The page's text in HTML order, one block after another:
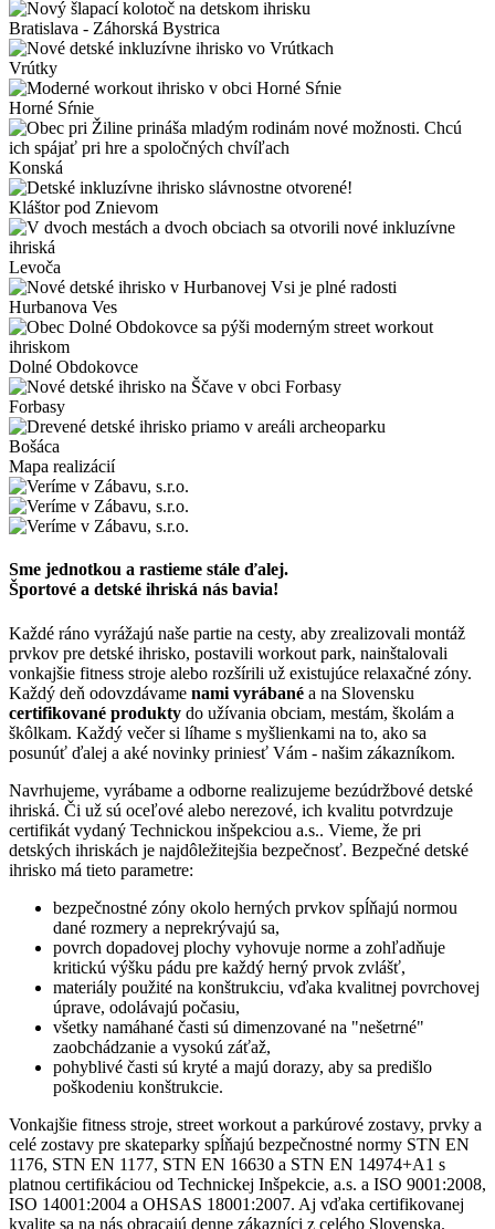
Bratislava - Záhorská Bystrica
Vrútky
Horné Sŕnie
Konská
Kláštor pod Znievom
Levoča
Hurbanova Ves
Dolné Obdokovce
Forbasy
Bošáca
Mapa realizácií
Sme jednotkou a rastieme stále ďalej.
Športové a detské ihriská nás bavia!
Každé ráno vyrážajú naše partie na cesty, aby zrealizovali montáž
prvkov pre detské ihrisko, postavili workout park, nainštalovali
vonkajšie fitness stroje alebo rozšírili už existujúce relaxačné zóny.
Každý deň odovzdávame nami vyrábané a na Slovensku
certifikované produkty do užívania obciam, mestám, školám a
škôlkam. Každý večer si líhame s myšlienkami na to, ako sa
posunúť ďalej a aké novinky priniesť Vám - našim zákazníkom.
Navrhujeme, vyrábame a odborne realizujeme bezúdržbové detské
ihriská. Či už sú oceľové alebo nerezové, ich kvalitu potvrdzuje
certifikát vydaný Technickou inšpekciou a.s.. Vieme, že pri
detských ihriskách je najdôležitejšia bezpečnosť. Bezpečné detské
ihrisko má tieto parametre:
bezpečnostné zóny okolo herných prvkov spĺňajú normou
dané rozmery a neprekrývajú sa,
povrch dopadovej plochy vyhovuje norme a zohľadňuje
kritickú výšku pádu pre každý herný prvok zvlášť,
materiály použité na konštrukciu, vďaka kvalitnej povrchovej
úprave, odolávajú počasiu,
všetky namáhané časti sú dimenzované na "nešetrné"
zaobchádzanie a vysokú záťaž,
pohyblivé časti sú kryté a majú dorazy, aby sa predišlo
poškodeniu konštrukcie.
Vonkajšie fitness stroje, street workout a parkúrové zostavy, prvky a
celé zostavy pre skateparky spĺňajú bezpečnostné normy STN EN
1176, STN EN 1177, STN EN 16630 a STN EN 14974+A1 s
platnou certifikáciou od Technickej Inšpekcie, a.s. a ISO 9001:2008,
ISO 14001:2004 a OHSAS 18001:2007. Aj vďaka certifikovanej
kvalite sa na nás obracajú denne zákazníci z celého Slovenska.